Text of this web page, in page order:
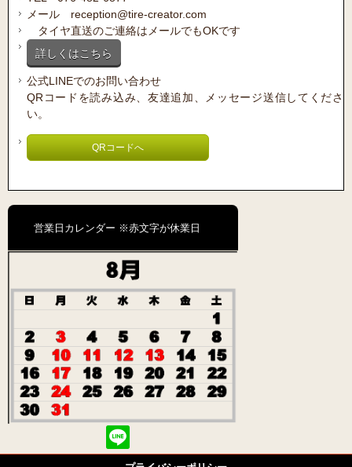
メール reception@tire-creator.com
タイヤ直送のご連絡はメールでもOKです
詳しくはこちら
公式LINEでのお問い合わせ
QRコードを読み込み、友達追加、メッセージ送信してくださ
い。
QRコードへ
営業日カレンダー ※赤文字が休業日